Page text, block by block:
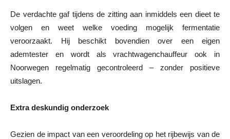
De verdachte gaf tijdens de zitting aan inmiddels een dieet te
volgen en weet welke voeding mogelijk fermentatie
veroorzaakt. Hij beschikt bovendien over een eigen
ademtester en wordt als vrachtwagenchauffeur ook in
Noorwegen regelmatig gecontroleerd – zonder positieve
uitslagen.
Extra deskundig onderzoek
Gezien de impact van een veroordeling op het rijbewijs van de